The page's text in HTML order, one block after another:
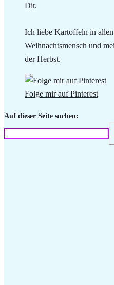
Dir.
Ich liebe Kartoffeln in
Weihnachtsmensch und
der Herbst.
Folge mir auf Pinterest
Auf dieser Seite suchen: